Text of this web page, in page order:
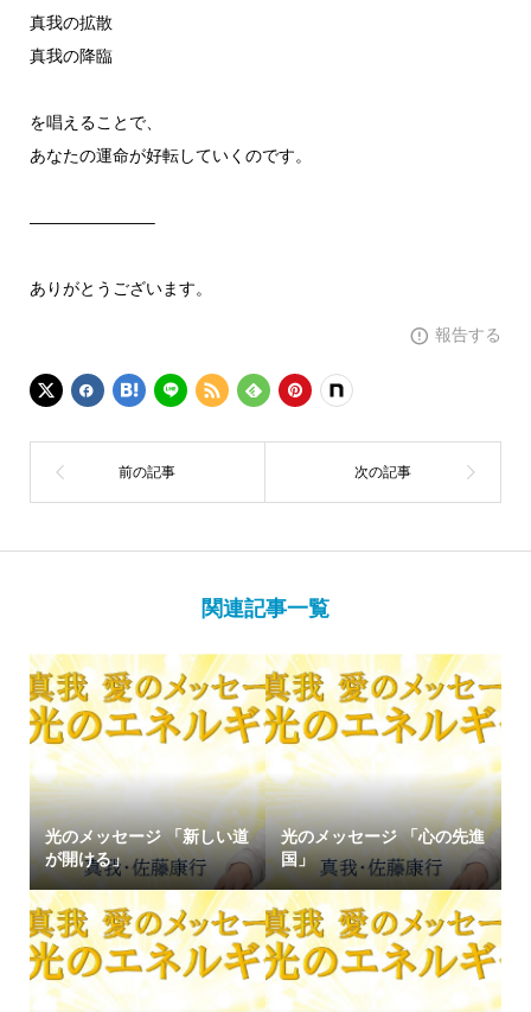
真我の拡散
真我の降臨
を唱えることで、
あなたの運命が好転していくのです。
———————–
ありがとうございます。
報告する
関連記事一覧
光のメッセージ 「新しい道
が開ける」
光のメッセージ 「心の先進
国」